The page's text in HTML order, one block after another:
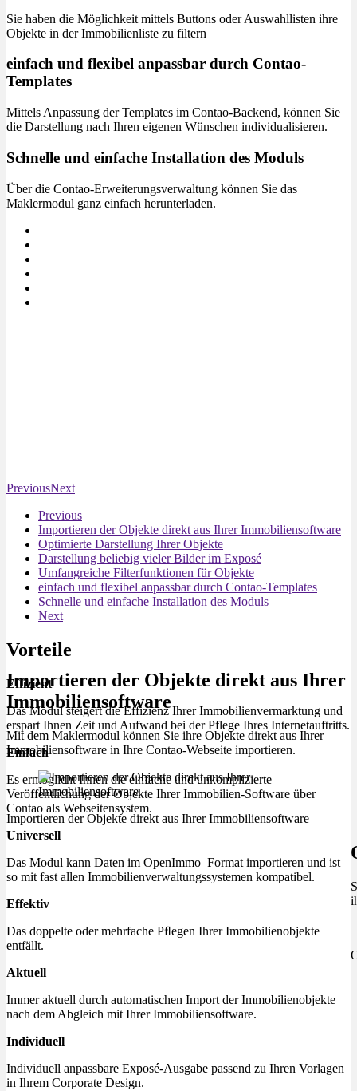
Sie haben die Möglichkeit mittels Buttons oder Auswahllisten ihre
Objekte in der Immobilienliste zu filtern
einfach und flexibel anpassbar durch Contao-
Templates
Mittels Anpassung der Templates im Contao-Backend, können Sie
die Darstellung nach Ihren eigenen Wünschen individualisieren.
Schnelle und einfache Installation des Moduls
Über die Contao-Erweiterungsverwaltung können Sie das
Maklermodul ganz einfach herunterladen.
Importieren der Objekte direkt aus Ihrer
Immobiliensoftware
Mit dem Maklermodul können Sie ihre Objekte direkt aus Ihrer
Immobiliensoftware in Ihre Contao-Webseite importieren.
Importieren der Objekte direkt aus Ihrer Immobiliensoftware
PreviousNext
Previous
Importieren der Objekte direkt aus Ihrer Immobiliensoftware
Optimierte Darstellung Ihrer Objekte
Darstellung beliebig vieler Bilder im Exposé
Umfangreiche Filterfunktionen für Objekte
einfach und flexibel anpassbar durch Contao-Templates
Schnelle und einfache Installation des Moduls
Next
Vorteile
Effizient
Das Modul steigert die Effizienz Ihrer Immobilienvermarktung und
erspart Ihnen Zeit und Aufwand bei der Pflege Ihres Internetauftritts.
Einfach
Es ermöglicht Ihnen die einfache und unkomplizierte
Veröffentlichung der Objekte Ihrer Immobilien-Software über
Contao als Webseitensystem.
Universell
Das Modul kann Daten im OpenImmo–Format importieren und ist
so mit fast allen Immobilienverwaltungssystemen kompatibel.
Effektiv
Das doppelte oder mehrfache Pﬂegen Ihrer Immobilienobjekte
entfällt.
Aktuell
Immer aktuell durch automatischen Import der Immobilienobjekte
nach dem Abgleich mit Ihrer Immobiliensoftware.
Individuell
Individuell anpassbare Exposé-Ausgabe passend zu Ihren Vorlagen
in Ihrem Corporate Design.